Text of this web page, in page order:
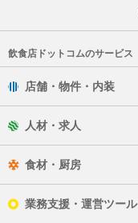
飲食店ドットコムのサービス
店舗・物件・内装
人材・求人
食材・厨房
業務支援・運営ツール